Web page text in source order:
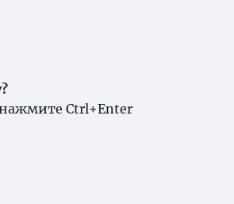
Ctrl+Enter